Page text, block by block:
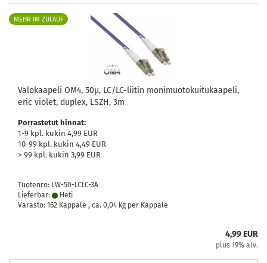
MEHR IM ZULAUF
Valokaapeli OM4, 50µ, LC/LC-liitin monimuotokuitukaapeli,
eric violet, duplex, LSZH, 3m
Porrastetut hinnat:
1-9 kpl. kukin 4,99 EUR
10-99 kpl. kukin 4,49 EUR
> 99 kpl. kukin 3,99 EUR
Tuotenro: LW-50-LCLC-3A
Lieferbar:
Heti
Varasto: 162 Kappale , ca. 0,04 kg per Kappale
4,99 EUR
plus 19% alv.